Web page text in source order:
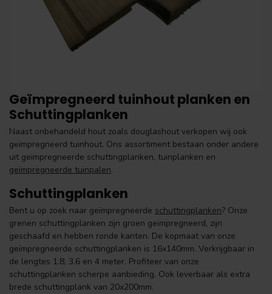
Geïmpregneerd tuinhout planken en
Schuttingplanken
Naast onbehandeld hout zoals douglashout verkopen wij ook
geïmpregneerd tuinhout. Ons assortiment bestaan onder andere
uit geïmpregneerde schuttingplanken, tuinplanken en
geïmpregneerde tuinpalen.
Schuttingplanken
Bent u op zoek naar geïmpregneerde schuttingplanken? Onze
grenen schuttingplanken zijn groen geïmpregneerd, zijn
geschaafd en hebben ronde kanten. De kopmaat van onze
geïmpregneerde schuttingplanken is 16x140mm. Verkrijgbaar in
de lengtes 1.8, 3.6 en 4 meter. Profiteer van onze
schuttingplanken scherpe aanbieding. Ook leverbaar als extra
brede schuttingplank van 20x200mm.